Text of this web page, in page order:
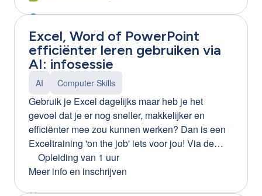
Waarom AI literacy belangrijk is voor jouw
organisatie Bedrijven die AI bewust inzetten,
halen er echte meerwaarde uit.Maar dat lukt
alleen wanneer medewerkers begrijpen: wat AI
wel en niet kan hoe ze AI veilig gebruiken hoe ze
kritisch omgaan met AI-resultaten hoe ze data en
privacy beschermen Met de juiste basiskennis
wordt AI geen hype of risico, maar een krachtige
ondersteuning in het dagelijkse werk. Praktische
opleiding van 2 uur Tijdens deze interactieve
opleiding leren medewerkers hoe ze AI-tools
veilig, ethisch en efficiënt kunnen gebruiken. We
Excel, Word of PowerPoint
efficiënter leren gebruiken via
AI: infosessie
AI Computer Skills
Gebruik je Excel dagelijks maar heb je het
gevoel dat je er nog sneller, makkelijker en
efficiënter mee zou kunnen werken? Dan is een
Exceltraining 'on the job' iets voor jou! Via de
plugin Ortiz leer je enkel dat wat jij nodig hebt
voor jouw job, zonder hiervoor een dag opleiding
Opleiding van 1 uur
Meer info en inschrijven